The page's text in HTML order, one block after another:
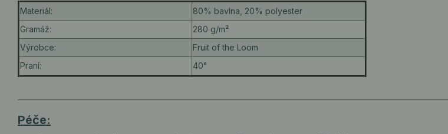
Materiál:
80% bavlna, 20% polyester
Gramáž:
280 g/m²
Výrobce:
Fruit of the Loom
Praní:
40°
Péče: